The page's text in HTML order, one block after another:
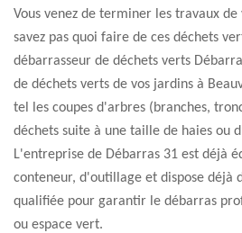
Vous venez de terminer les travaux
savez pas quoi faire de ces déchets
débarrasseur de déchets verts
de déchets verts de vos jardins à
tel les coupes d'arbres (branches,
déchets suite à une taille de haies ou
L'entreprise de Débarras 31 est déjà
conteneur, d'outillage et dispose
qualifiée pour garantir le débarras
ou espace vert.